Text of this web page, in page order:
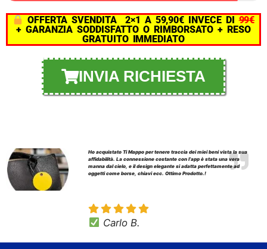
OFFERTA SVENDITA 2×1 A 59,90€ INVECE DI99€
+ GARANZIA SODDISFATTO O RIMBORSATO + RESO
GRATUITO IMMEDIATO
INVIA RICHIESTA
Ho acquistato Ti Mappo per tenere traccia dei miei beni vista la sua
affidabilità. La connessione costante con l’app è stata una vera
manna dal cielo, e il design elegante si adatta perfettamente ad
oggetti come borse, chiavi ecc. Ottimo Prodotto.!
Carlo B.